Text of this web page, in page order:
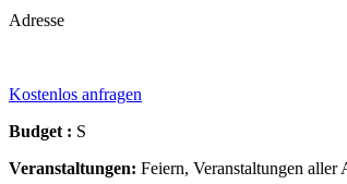
Adresse
Kostenlos anfragen
Budget : S
Veranstaltungen: Feiern, Veranstaltungen